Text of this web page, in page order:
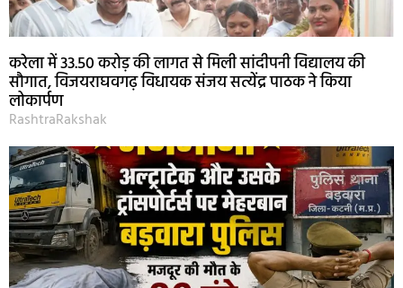
करेला में 33.50 करोड़ की लागत से मिली सांदीपनी विद्यालय की
सौगात, विजयराघवगढ़ विधायक संजय सत्येंद्र पाठक ने किया
लोकार्पण
RashtraRakshak